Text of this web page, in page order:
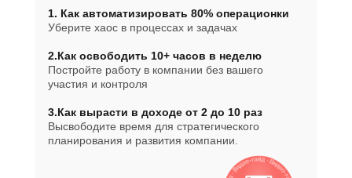
1. Как автоматизировать 80% операционки
Уберите хаос в процессах и задачах
2.Как освободить 10+ часов в неделю
Постройте работу в компании без вашего
участия и контроля
3.Как вырасти в доходе от 2 до 10 раз
Высвободите время для стратегического
планирования и развития компании.